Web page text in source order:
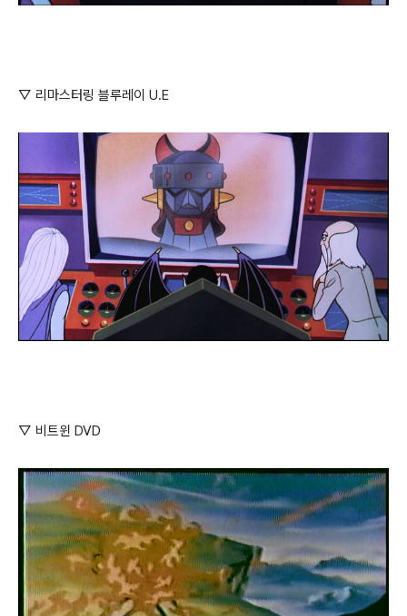
▽ 리마스터링 블루레이 U.E
▽ 비트윈 DVD